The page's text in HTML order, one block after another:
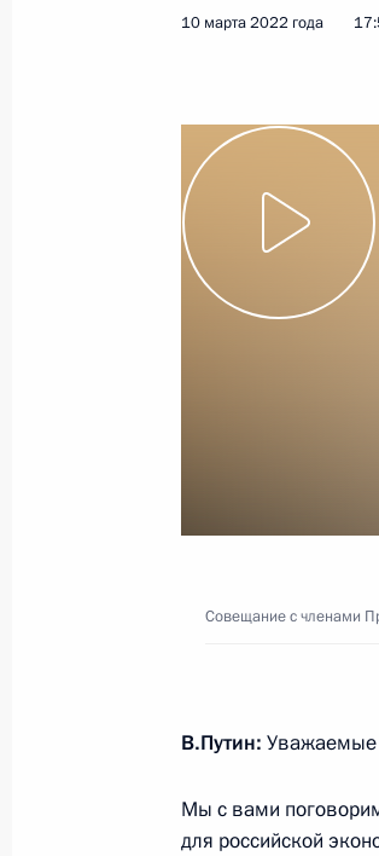
образования
Подписан закон о
осуществляющих
и
26 марта 2022 года, 10:10
экономического
23 марта 2022 года, 16:55
10 марта 2022 года
Совещание с членами
В.Путин: Уважаемые
Мы с вами
для российской